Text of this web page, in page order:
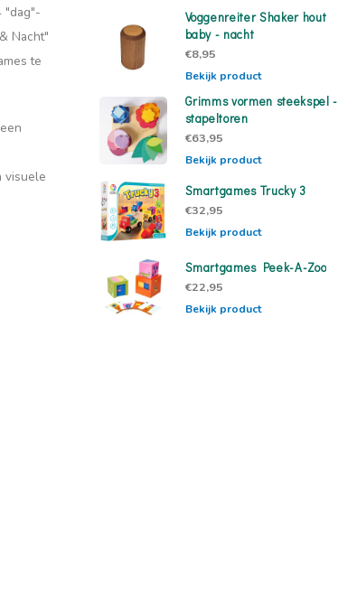
"dag"-
Nacht"
te
visuele
Voggenreiter Shaker hout
baby - nacht
€8,95
Bekijk product
Grimms vormen steekspel -
stapeltoren
€63,95
Bekijk product
Smartgames Trucky 3
€32,95
Bekijk product
Smartgames Peek-A-Zoo
€22,95
Bekijk product